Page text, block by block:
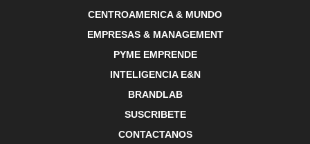
CENTROAMERICA & MUNDO
EMPRESAS & MANAGEMENT
PYME EMPRENDE
INTELIGENCIA E&N
BRANDLAB
SUSCRIBETE
CONTACTANOS